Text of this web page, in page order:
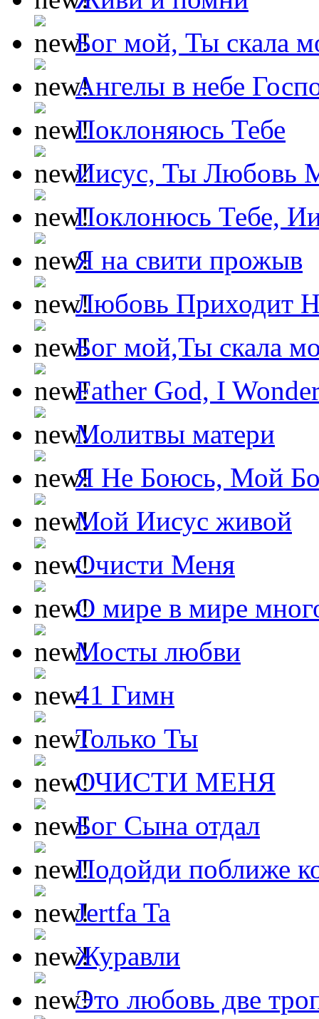
Бог мой, Ты скала
Ангелы в небе
Поклоняюсь Тебе
Иисус, Ты Любовь
Поклонюсь Тебе,
Я на свити прожыв
Любовь Приходит
Бог мой,Ты скала
Father God, I
Молитвы матери
Я Не Боюсь, Мой
Мой Иисус живой
Очисти Меня
О мире в мире
Мосты любви
41 Гимн
Только Ты
ОЧИСТИ МЕНЯ
Бог Сына отдал
Подойди поближе
Jertfa Ta
Журавли
Это любовь две